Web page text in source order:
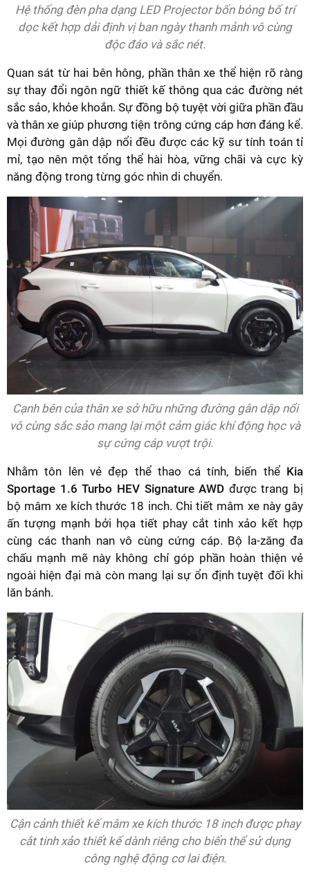
Hệ thống đèn pha dạng LED Projector bốn bóng bố trí
dọc kết hợp dải định vị ban ngày thanh mảnh vô cùng
độc đáo và sắc nét.
Quan sát từ hai bên hông, phần thân xe thể hiện rõ ràng
sự thay đổi ngôn ngữ thiết kế thông qua các đường nét
sắc sảo, khỏe khoắn. Sự đồng bộ tuyệt vời giữa phần đầu
và thân xe giúp phương tiện trông cứng cáp hơn đáng kể.
Mọi đường gân dập nổi đều được các kỹ sư tính toán tỉ
mỉ, tạo nên một tổng thể hài hòa, vững chãi và cực kỳ
năng động trong từng góc nhìn di chuyển.
Cạnh bên của thân xe sở hữu những đường gân dập nổi
vô cùng sắc sảo mang lại một cảm giác khí động học và
sự cứng cáp vượt trội.
Nhằm tôn lên vẻ đẹp thể thao cá tính, biến thể Kia
Sportage 1.6 Turbo HEV Signature AWD được trang bị
bộ mâm xe kích thước 18 inch. Chi tiết mâm xe này gây
ấn tượng mạnh bởi họa tiết phay cắt tinh xảo kết hợp
cùng các thanh nan vô cùng cứng cáp. Bộ la-zăng đa
chấu mạnh mẽ này không chỉ góp phần hoàn thiện vẻ
ngoài hiện đại mà còn mang lại sự ổn định tuyệt đối khi
lăn bánh.
Cận cảnh thiết kế mâm xe kích thước 18 inch được phay
cắt tinh xảo thiết kế dành riêng cho biến thể sử dụng
công nghệ động cơ lai điện.